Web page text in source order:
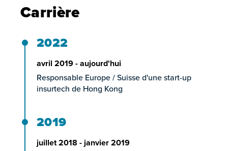
Carrière
2022
avril 2019 - aujourd'hui
Responsable Europe / Suisse d'une start-up
insurtech de Hong Kong
2019
juillet 2018 - janvier 2019